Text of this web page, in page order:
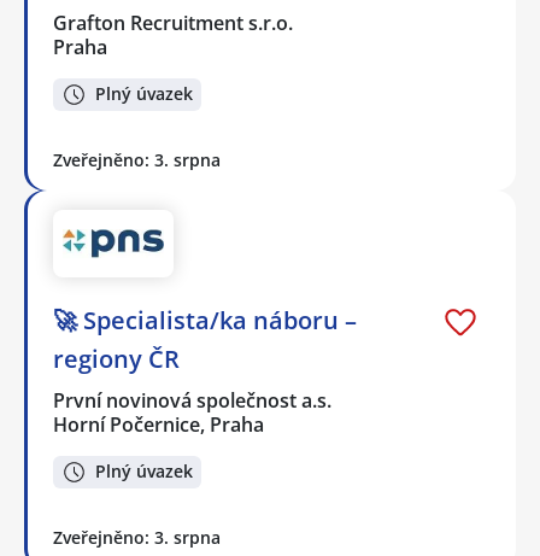
Grafton Recruitment s.r.o.
Praha
Plný úvazek
Zveřejněno: 3. srpna
🚀 Specialista/ka náboru –
regiony ČR
První novinová společnost a.s.
Horní Počernice, Praha
Plný úvazek
Zveřejněno: 3. srpna